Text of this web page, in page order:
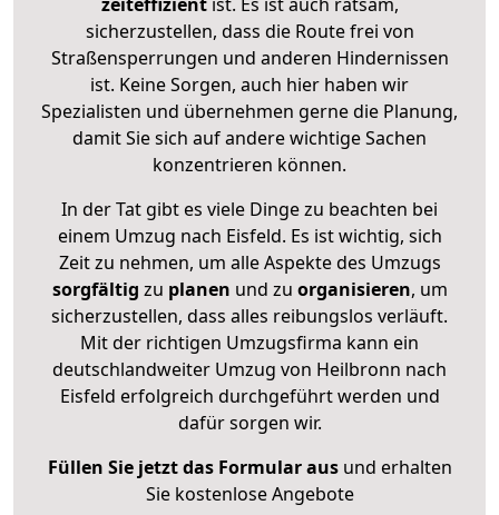
sicherzustellen, dass die Route frei von
Straßensperrungen und anderen Hindernissen
ist. Keine Sorgen, auch hier haben wir
Spezialisten und übernehmen gerne die Planung,
damit Sie sich auf andere wichtige Sachen
konzentrieren können.
In der Tat gibt es viele Dinge zu beachten bei
einem Umzug nach Eisfeld. Es ist wichtig, sich
Zeit zu nehmen, um alle Aspekte des Umzugs
sorgfältig zu planen und zu organisieren, um
sicherzustellen, dass alles reibungslos verläuft.
Mit der richtigen Umzugsfirma kann ein
deutschlandweiter Umzug von Heilbronn nach
Eisfeld erfolgreich durchgeführt werden und
dafür sorgen wir.
Füllen Sie jetzt das Formular ausund erhalten
Sie kostenlose Angebote